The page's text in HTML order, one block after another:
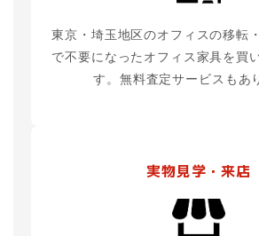
東京・埼玉地区のオフィスの移転
で不要になったオフィス家具を買
す。無料査定サービスもあ
実物見学・来店